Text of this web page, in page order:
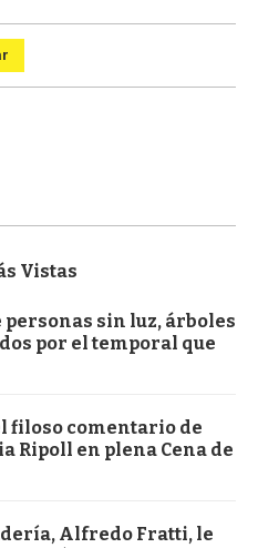
Vistas
sin luz, árboles
por el temporal que
filoso comentario de
Ripoll en plena Cena de
Alfredo Fratti, le